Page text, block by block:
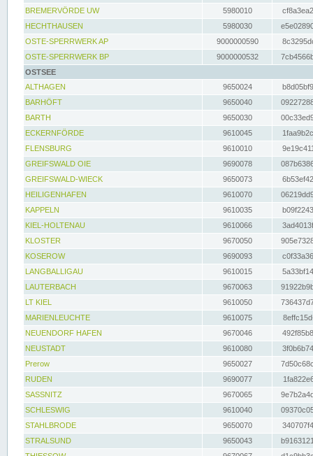
BREMERVÖRDE UW
5980010
HECHTHAUSEN
5980030
OSTE-SPERRWERK AP
9000000590
OSTE-SPERRWERK BP
9000000532
OSTSEE
ALTHAGEN
9650024
BARHÖFT
9650040
BARTH
9650030
ECKERNFÖRDE
9610045
FLENSBURG
9610010
GREIFSWALD OIE
9690078
GREIFSWALD-WIECK
9650073
HEILIGENHAFEN
9610070
KAPPELN
9610035
KIEL-HOLTENAU
9610066
KLOSTER
9670050
KOSEROW
9690093
LANGBALLIGAU
9610015
LAUTERBACH
9670063
LT KIEL
9610050
MARIENLEUCHTE
9610075
NEUENDORF HAFEN
9670046
NEUSTADT
9610080
Prerow
9650027
RUDEN
9690077
SASSNITZ
9670065
SCHLESWIG
9610040
STAHLBRODE
9650070
STRALSUND
9650043